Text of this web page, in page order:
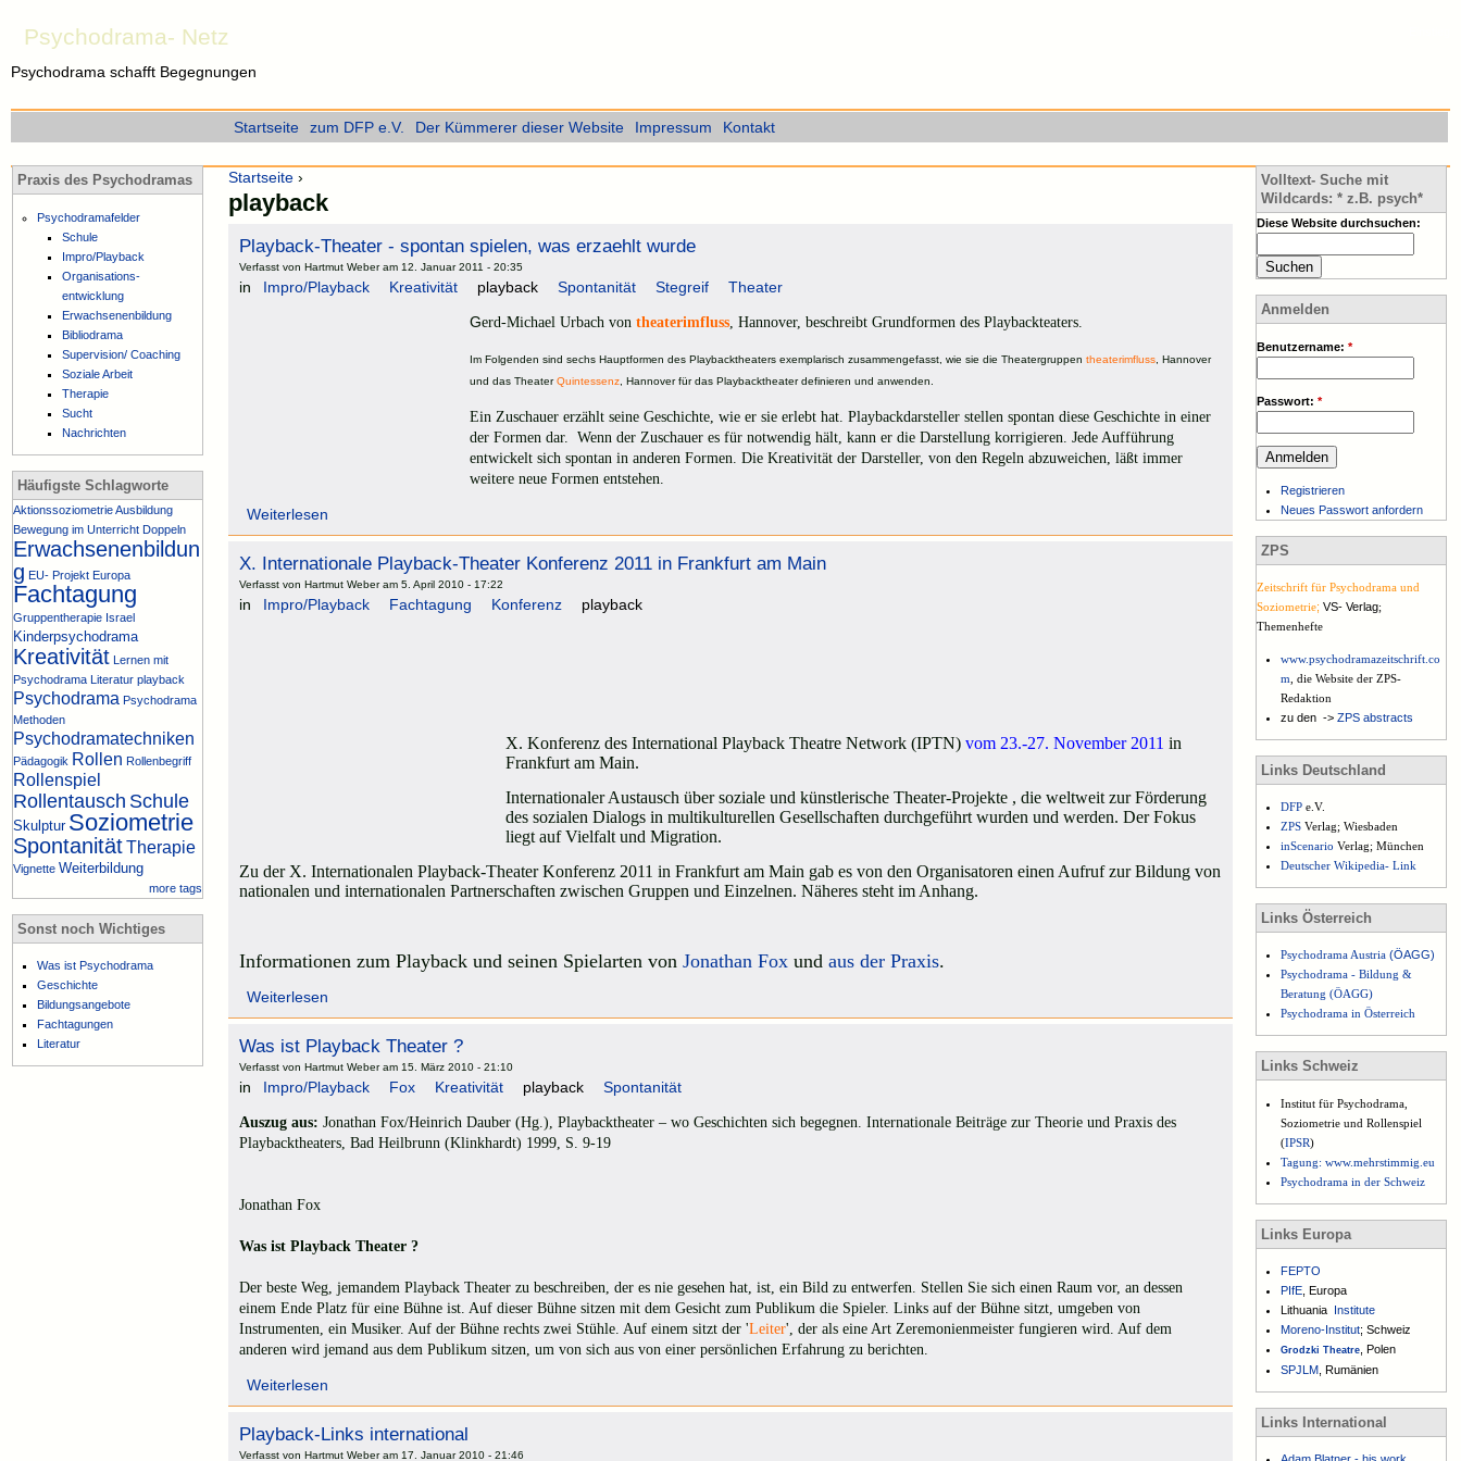
Psychodrama- Netz
Psychodrama schafft Begegnungen
Startseite ›
playback
Playback-Theater - spontan spielen, was erzaehlt wurde
Verfasst von Hartmut Weber am 12. Januar 2011 - 20:35
in Impro/Playback Kreativität playback Spontanität Stegreif
Theater
Gerd-Michael Urbach von theaterimfluss, Hannover, beschreibt Grundformen des Playbackteaters.
Im Folgenden sind sechs Hauptformen des Playbacktheaters exemplarisch zusammengefasst, wie sie die Theatergruppen theaterimfluss, Hannover
und das TheaterQuintessenz, Hannover für das Playbacktheater definieren und anwenden.
Ein Zuschauer erzählt seine Geschichte, wie er sie erlebt hat. Playbackdarsteller stellen spontan diese Geschichte in einer
der Formen dar. Wenn der Zuschauer es für notwendig hält, kann er die Darstellung korrigieren. Jede Aufführung
entwickelt sich spontan in anderen Formen. Die Kreativität der Darsteller, von den Regeln abzuweichen, läßt immer
weitere neue Formen entstehen.
Weiterlesen
X. Internationale Playback-Theater Konferenz 2011 in Frankfurt am Main
Verfasst von Hartmut Weber am 5. April 2010 - 17:22
in Impro/Playback Fachtagung Konferenz playback
X. Konferenz des International Playback Theatre Network (IPTN) vom 23.-27. November 2011 in
Frankfurt am Main.
Internationaler Austausch über soziale und künstlerische Theater-Projekte , die weltweit zur Förderung
des sozialen Dialogs in multikulturellen Gesellschaften durchgeführt wurden und werden. Der Fokus
liegt auf Vielfalt und Migration.
Zu der X. Internationalen Playback-Theater Konferenz 2011 in Frankfurt am Main gab es von den Organisatoren einen Aufruf zur Bildung von
nationalen und internationalen Partnerschaften zwischen Gruppen und Einzelnen. Näheres steht im Anhang.
Informationen zum Playback und seinen Spielarten von Jonathan Fox und aus der Praxis.
Weiterlesen
Was ist Playback Theater ?
Verfasst von Hartmut Weber am 15. März 2010 - 21:10
in Impro/Playback Fox Kreativität playback Spontanität
Auszug aus: Jonathan Fox/Heinrich Dauber (Hg.), Playbacktheater – wo Geschichten sich begegnen. Internationale Beiträge zur Theorie und Praxis des
Playbacktheaters, Bad Heilbrunn (Klinkhardt) 1999, S. 9-19
Jonathan Fox
Was ist Playback Theater ?
Der beste Weg, jemandem Playback Theater zu beschreiben, der es nie gesehen hat, ist, ein Bild zu entwerfen. Stellen Sie sich einen Raum vor, an dessen
einem Ende Platz für eine Bühne ist. Auf dieser Bühne sitzen mit dem Gesicht zum Publikum die Spieler. Links auf der Bühne sitzt, umgeben von
Instrumenten, ein Musiker. Auf der Bühne rechts zwei Stühle. Auf einem sitzt der 'Leiter', der als eine Art Zeremonienmeister fungieren wird. Auf dem
anderen wird jemand aus dem Publikum sitzen, um von sich aus von einer persönlichen Erfahrung zu berichten.
Weiterlesen
Playback-Links international
Verfasst von Hartmut Weber am 17. Januar 2010 - 21:46
Startseite zum DFP e.V. Der Kümmerer dieser Website Impressum Kontakt
Praxis des Psychodramas
Psychodramafelder
Schule
Impro/Playback
Organisations-
entwicklung
Erwachsenenbildung
Bibliodrama
Supervision/ Coaching
Soziale Arbeit
Therapie
Sucht
Nachrichten
Häufigste Schlagworte
AktionssoziometrieAusbildung
Bewegung im Unterricht Doppeln
Erwachsenenbildun
g EU- Projekt Europa
Fachtagung
Gruppentherapie Israel
Kinderpsychodrama
Kreativität Lernen mit
Psychodrama Literatur playback
Psychodrama Psychodrama
Methoden
Psychodramatechniken
Pädagogik Rollen Rollenbegriff
Rollenspiel
Rollentausch Schule
Skulptur Soziometrie
SpontanitätTherapie
Vignette Weiterbildung
more tags
Sonst noch Wichtiges
Was ist Psychodrama
Geschichte
Bildungsangebote
Fachtagungen
Literatur
Volltext- Suche mit
Wildcards: * z.B. psych*
Diese Website durchsuchen:
Anmelden
Benutzername: *
Passwort: *
Registrieren
Neues Passwort anfordern
ZPS
Zeitschrift für Psychodrama und
Soziometrie; VS- Verlag;
Themenhefte
www.psychodramazeitschrift.co
m , die Website der ZPS-
Redaktion
zu den ->ZPS abstracts
Links Deutschland
DFP e.V.
ZPS Verlag; Wiesbaden
inScenarioVerlag; München
Deutscher Wikipedia- Link
Links Österreich
Psychodrama Austria (ÖAGG)
Psychodrama - Bildung &
Beratung (ÖAGG)
Psychodrama in Österreich
Links Schweiz
Institut für Psychodrama,
Soziometrie und Rollenspiel
(IPSR)
Tagung: www.mehrstimmig.eu
Psychodrama in der Schweiz
Links Europa
FEPTO
PIfE , Europa
Lithuania Institute
Moreno-Institut; Schweiz
Grodzki Theatre , Polen
SPJLM , Rumänien
Links International